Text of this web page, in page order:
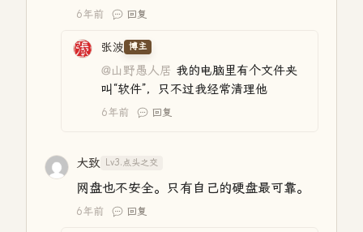
6年前 回复
张波 博主
@山野愚人居 我的电脑里有个文件夹
叫“软件”，只不过我经常清理他
6年前 回复
大致 Lv3.点头之交
网盘也不安全。只有自己的硬盘最可靠。
6年前 回复